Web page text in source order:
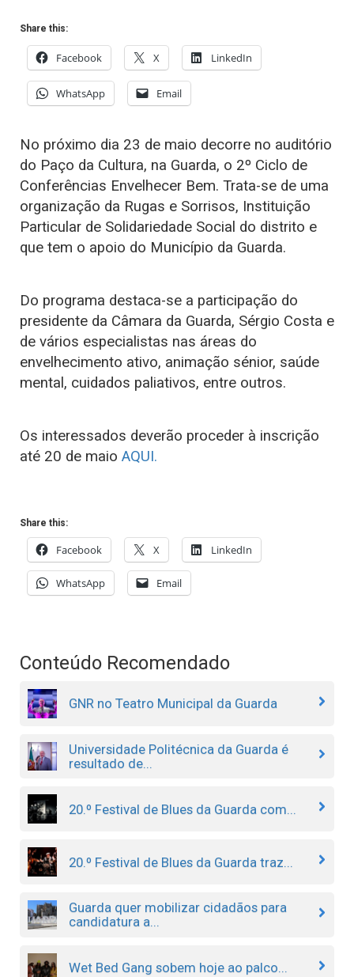
Share this:
Facebook X LinkedIn
WhatsApp Email
No próximo dia 23 de maio decorre no auditório
do Paço da Cultura, na Guarda, o 2º Ciclo de
Conferências Envelhecer Bem. Trata-se de uma
organização da Rugas e Sorrisos, Instituição
Particular de Solidariedade Social do distrito e
que tem o apoio do Município da Guarda.
Do programa destaca-se a participação do
presidente da Câmara da Guarda, Sérgio Costa e
de vários especialistas nas áreas do
envelhecimento ativo, animação sénior, saúde
mental, cuidados paliativos, entre outros.
Os interessados deverão proceder à inscrição
até 20 de maio AQUI.
Share this:
Facebook X LinkedIn
WhatsApp Email
Conteúdo Recomendado
GNR no Teatro Municipal da Guarda
Universidade Politécnica da Guarda é
resultado de...
20.º Festival de Blues da Guarda com...
20.º Festival de Blues da Guarda traz...
Guarda quer mobilizar cidadãos para
candidatura a...
Wet Bed Gang sobem hoje ao palco...